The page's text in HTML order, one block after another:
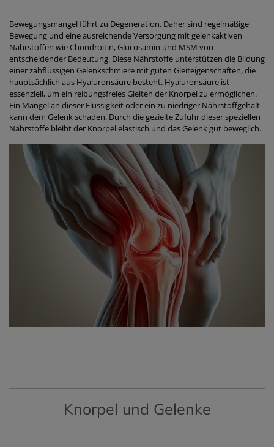
Bewegungsmangel führt zu Degeneration. Daher sind regelmäßige
Bewegung und eine ausreichende Versorgung mit gelenkaktiven
Nährstoffen wie Chondroitin, Glucosamin und MSM von
entscheidender Bedeutung. Diese Nährstoffe unterstützen die Bildung
einer zähflüssigen Gelenkschmiere mit guten Gleiteigenschaften, die
hauptsächlich aus Hyaluronsäure besteht. Hyaluronsäure ist
essenziell, um ein reibungsfreies Gleiten der Knorpel zu ermöglichen.
Ein Mangel an dieser Flüssigkeit oder ein zu niedriger Nährstoffgehalt
kann dem Gelenk schaden. Durch die gezielte Zufuhr dieser speziellen
Nährstoffe bleibt der Knorpel elastisch und das Gelenk gut beweglich.
Knorpel und Gelenke